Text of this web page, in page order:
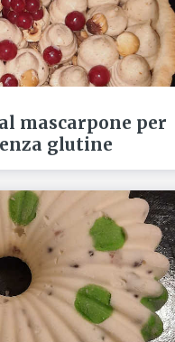
mascarpone per
glutine